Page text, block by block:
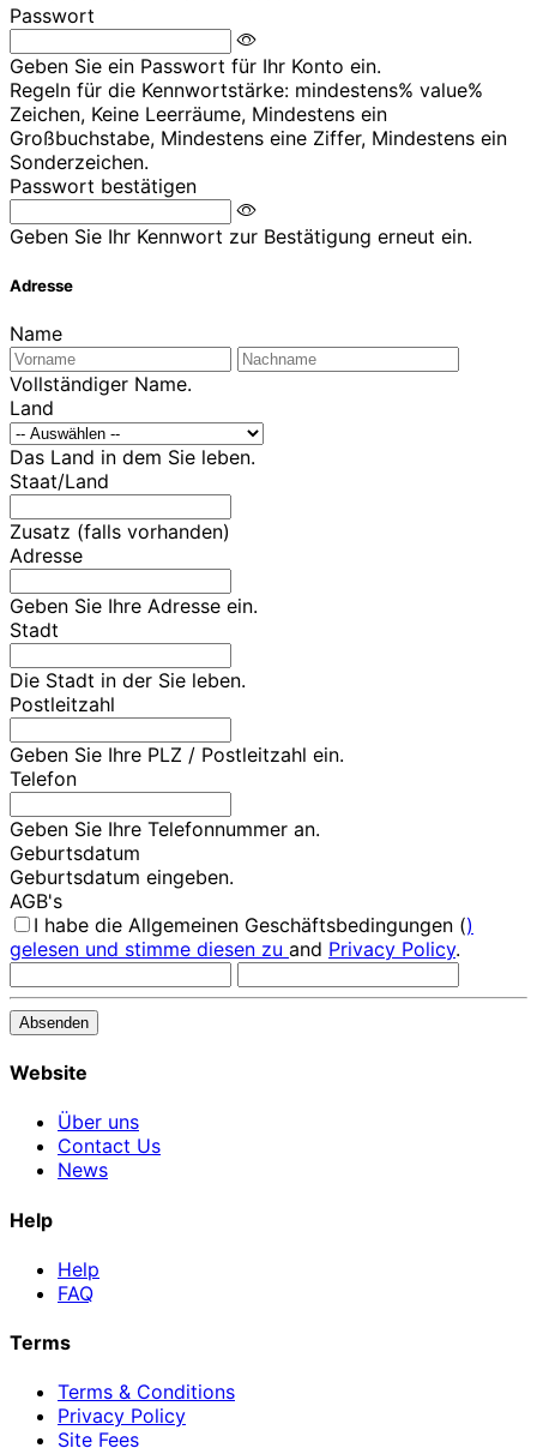
Passwort
Geben Sie ein Passwort für Ihr Konto ein.
Regeln für die Kennwortstärke: mindestens% value%
Zeichen, Keine Leerräume, Mindestens ein
Großbuchstabe, Mindestens eine Ziffer, Mindestens ein
Sonderzeichen.
Passwort bestätigen
Geben Sie Ihr Kennwort zur Bestätigung erneut ein.
Adresse
Name
Vollständiger Name.
Land
Das Land in dem Sie leben.
Staat/Land
Zusatz (falls vorhanden)
Adresse
Geben Sie Ihre Adresse ein.
Stadt
Die Stadt in der Sie leben.
Postleitzahl
Geben Sie Ihre PLZ / Postleitzahl ein.
Telefon
Geben Sie Ihre Telefonnummer an.
Geburtsdatum
Geburtsdatum eingeben.
AGB's
I habe die Allgemeinen Geschäftsbedingungen ()
gelesen und stimme diesen zu and Privacy Policy.
Website
Über uns
Contact Us
News
Help
Help
FAQ
Terms
Terms & Conditions
Privacy Policy
Site Fees